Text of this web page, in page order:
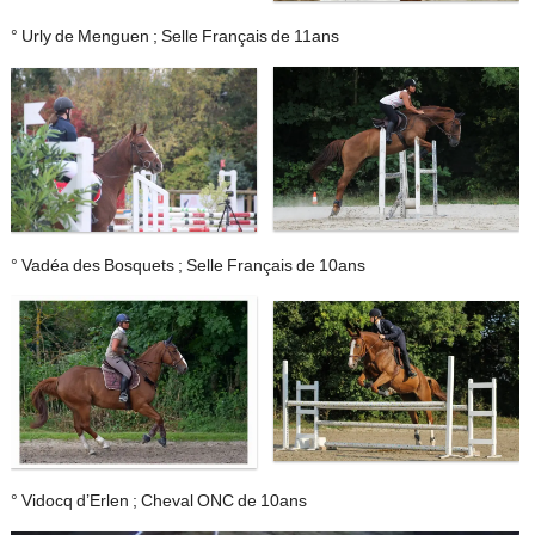
° Urly de Menguen ; Selle Français de 11ans
° Vadéa des Bosquets ; Selle Français de 10ans
° Vidocq d’Erlen ; Cheval ONC de 10ans